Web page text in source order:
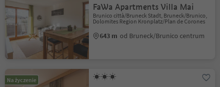
FaWa Apartments Villa Mai
Brunico città/Bruneck Stadt, Bruneck/Brunico,
Dolomites Region Kronplatz/Plan de Corones
643 m od Bruneck/Brunico centrum
Na życzenie